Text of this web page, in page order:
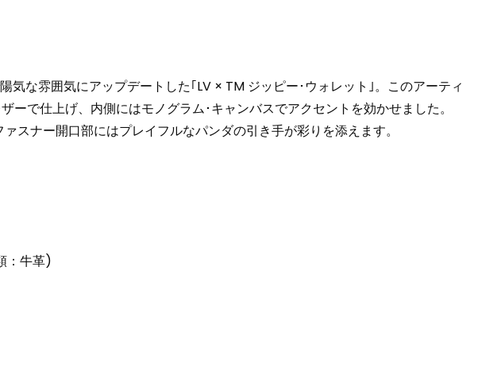
な雰囲気にアップデートした｢LV × TM ジッピー･ウォレット｣。このアーティ
で仕上げ、内側にはモノグラム･キャンバスでアクセントを効かせました。
スナー開口部にはプレイフルなパンダの引き手が彩りを添えます。
：牛革)